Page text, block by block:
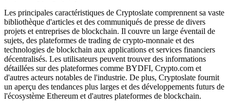
Les principales caractéristiques de Cryptoslate comprennent sa vaste
bibliothèque d'articles et des communiqués de presse de divers
projets et entreprises de blockchain. Il couvre un large éventail de
sujets, des plateformes de trading de crypto-monnaie et des
technologies de blockchain aux applications et services financiers
décentralisés. Les utilisateurs peuvent trouver des informations
détaillées sur des plateformes comme BYDFI, Crypto.com et
d'autres acteurs notables de l'industrie. De plus, Cryptoslate fournit
un aperçu des tendances plus larges et des développements futurs de
l'écosystème Ethereum et d'autres plateformes de blockchain.